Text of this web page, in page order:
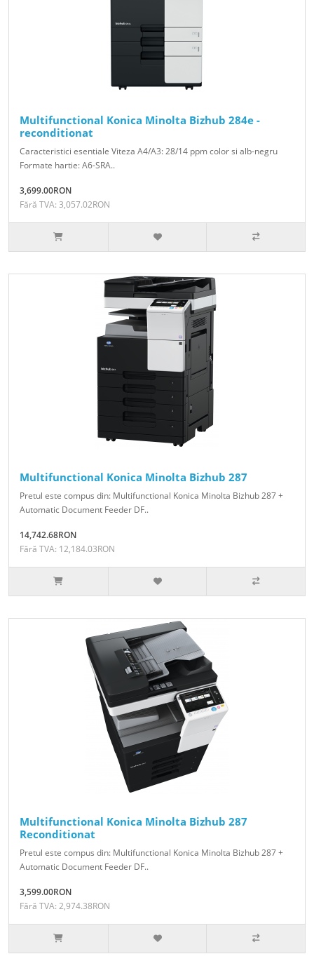
Multifunctional Konica Minolta Bizhub 284e -
reconditionat
Caracteristici esentiale Viteza A4/A3: 28/14 ppm color si alb-negru
Formate hartie: A6-SRA..
3,699.00RON
Fără TVA: 3,057.02RON
Multifunctional Konica Minolta Bizhub 287
Pretul este compus din: Multifunctional Konica Minolta Bizhub 287 +
Automatic Document Feeder DF..
14,742.68RON
Fără TVA: 12,184.03RON
Multifunctional Konica Minolta Bizhub 287
Reconditionat
Pretul este compus din: Multifunctional Konica Minolta Bizhub 287 +
Automatic Document Feeder DF..
3,599.00RON
Fără TVA: 2,974.38RON